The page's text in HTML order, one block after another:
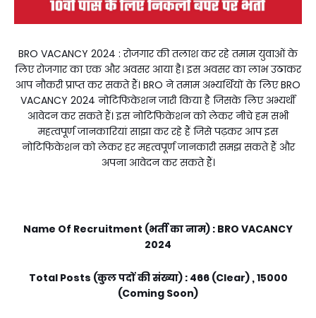
BRO VACANCY 2024 : रोजगार की तलाश कर रहे तमाम युवाओं के
लिए रोजगार का एक और अवसर आया है। इस अवसर का लाभ उठाकर
आप नौकरी प्राप्त कर सकते हैं। BRO ने तमाम अभ्यर्थियों के लिए BRO
VACANCY 2024 नोटिफिकेशन जारी किया है जिसके लिए अभ्यर्थी
आवेदन कर सकते हैं। इस नोटिफिकेशन को लेकर नीचे हम सभी
महत्वपूर्ण जानकारियां साझा कर रहे हैं जिसे पढ़कर आप इस
नोटिफिकेशन को लेकर हर महत्वपूर्ण जानकारी समझ सकते हैं और
अपना आवेदन कर सकते हैं।
Name Of Recruitment (भर्ती का नाम) : BRO VACANCY
2024
Total Posts (कुल पदों की संख्या) : 466 (Clear) , 15000
(Coming Soon)